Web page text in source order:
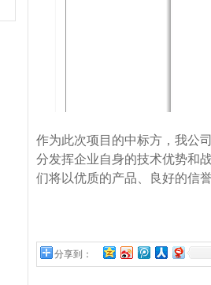
作为此次项目的中标方，我公
分发挥企业自身的技术优势和
们将以优质的产品、良好的信
分享到：